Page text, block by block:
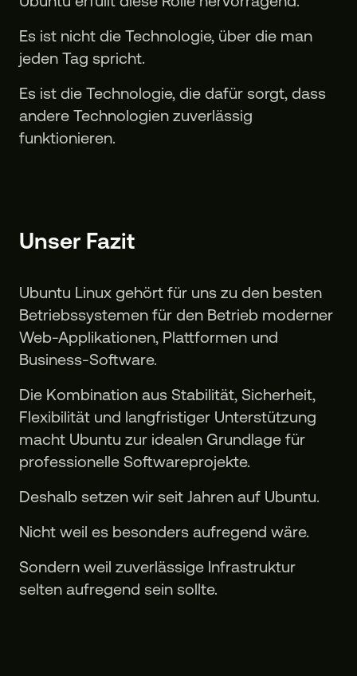
Es ist nicht die Technologie, über die man
jeden Tag spricht.
Es ist die Technologie, die dafür sorgt, dass
andere Technologien zuverlässig
funktionieren.
Unser Fazit
Ubuntu Linux gehört für uns zu den besten
Betriebssystemen für den Betrieb moderner
Web-Applikationen, Plattformen und
Business-Software.
Die Kombination aus Stabilität, Sicherheit,
Flexibilität und langfristiger Unterstützung
macht Ubuntu zur idealen Grundlage für
professionelle Softwareprojekte.
Deshalb setzen wir seit Jahren auf Ubuntu.
Nicht weil es besonders aufregend wäre.
Sondern weil zuverlässige Infrastruktur
selten aufregend sein sollte.